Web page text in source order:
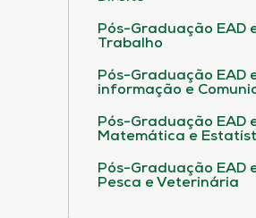
Pós-Graduação EAD
Trabalho
Pós-Graduação EAD
informação e
Pós-Graduação EAD
Matemática e
Pós-Graduação EAD
Pesca e Veterinária